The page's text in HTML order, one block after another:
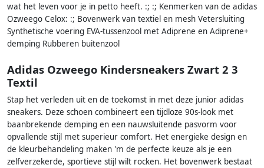
wat het leven voor je in petto heeft. :; :; Kenmerken van de adidas
Ozweego Celox: :; Bovenwerk van textiel en mesh Vetersluiting
Synthetische voering EVA-tussenzool met Adiprene en Adiprene+
demping Rubberen buitenzool
Adidas Ozweego Kindersneakers Zwart 2 3
Textil
Stap het verleden uit en de toekomst in met deze junior adidas
sneakers. Deze schoen combineert een tijdloze 90s-look met
baanbrekende demping en een nauwsluitende pasvorm voor
opvallende stijl met superieur comfort. Het energieke design en
de kleurbehandeling maken 'm de perfecte keuze als je een
zelfverzekerde, sportieve stijl wilt rocken. Het bovenwerk bestaat